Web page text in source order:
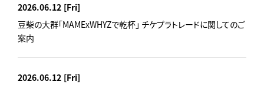
2026.06.12 [Fri]
豆柴の大群「MAMExWHYZで乾杯」 チケプラトレードに関してのご
案内
2026.06.12 [Fri]